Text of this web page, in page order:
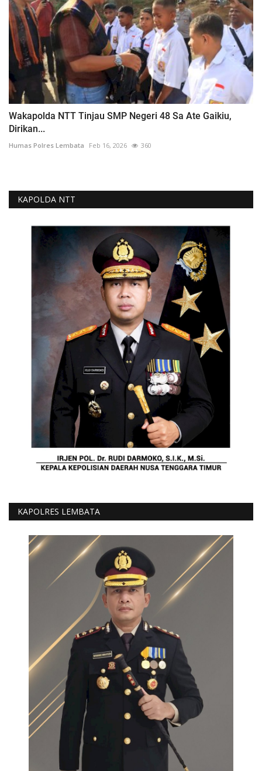
Wakapolda NTT Tinjau SMP Negeri 48 Sa Ate Gaikiu,
Dirikan...
Humas Polres Lembata Feb 16, 2026 360
KAPOLDA NTT
KAPOLRES LEMBATA